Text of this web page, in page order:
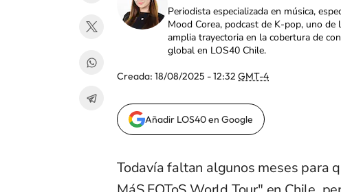
Periodista especializada en música,
Mood Corea, podcast de K-pop, uno de
amplia trayectoria en la cobertura de
global en LOS40 Chile.
Creada: 18/08/2025 - 12:32 GMT-4
Añadir LOS40 en Google
Todavía faltan algunos meses para